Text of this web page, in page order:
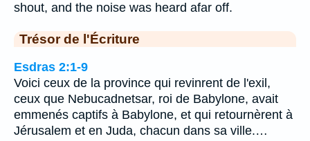
shout, and the noise was heard afar off.
Trésor de l'Écriture
Esdras 2:1-9
Voici ceux de la province qui revinrent de l'exil,
ceux que Nebucadnetsar, roi de Babylone, avait
emmenés captifs à Babylone, et qui retournèrent à
Jérusalem et en Juda, chacun dans sa ville.…